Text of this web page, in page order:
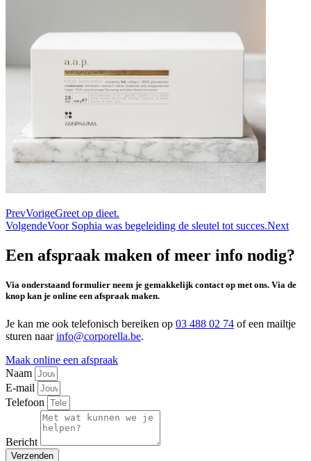
PrevVorigeGreet op dieet.
VolgendeVoor Sophia was begeleiding de sleutel tot succes.Next
Een afspraak maken of meer info nodig?
Via onderstaand formulier neem je gemakkelijk contact op met ons. Via de
knop kan je online een afspraak maken.
Je kan me ook telefonisch bereiken op 03 488 02 74 of een mailtje
sturen naarinfo@corporella.be.
Maak online een afspraak
Naam
E-mail
Telefoon
Bericht
Verzenden